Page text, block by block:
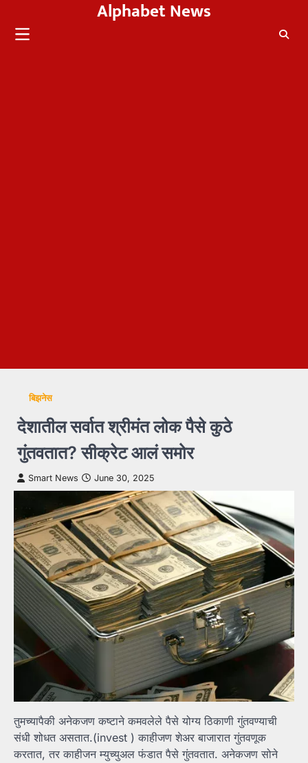
content
Alphabet News
बिझनेस
देशातील सर्वात श्रीमंत लोक पैसे कुठे
गुंतवतात? सीक्रेट आलं समोर
Smart News June 30, 2025
तुमच्यापैकी अनेकजण कष्टाने कमवलेले पैसे योग्य ठिकाणी गुंतवण्याची
संधी शोधत असतात.(invest ) काहीजण शेअर बाजारात गुंतवणूक
करतात, तर काहीजन म्युच्युअल फंडात पैसे गुंतवतात. अनेकजण सोने